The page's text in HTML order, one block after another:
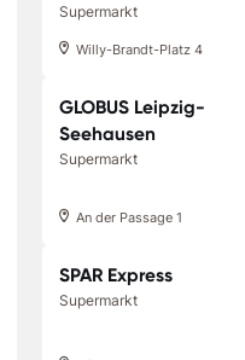
Supermarkt
Willy-Brandt-Platz 4
GLOBUS Leipzig-
Seehausen
Supermarkt
An der Passage 1
SPAR Express
Supermarkt